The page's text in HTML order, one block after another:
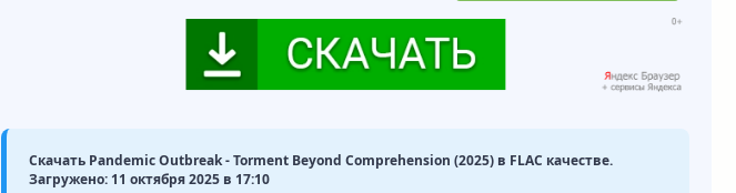
Скачать Pandemic Outbreak - Torment Beyond Comprehension (2025) в FLAC качестве.
Загружено: 11 октября 2025 в 17:10